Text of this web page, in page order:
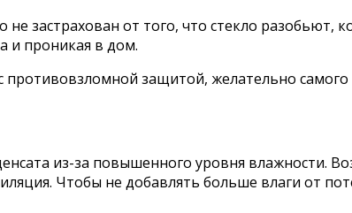
застрахован от того, что стекло разобьют,
и проникая в дом.
защитой, желательно самого
из-за повышенного уровня влажности.
Чтобы не добавлять больше влаги от